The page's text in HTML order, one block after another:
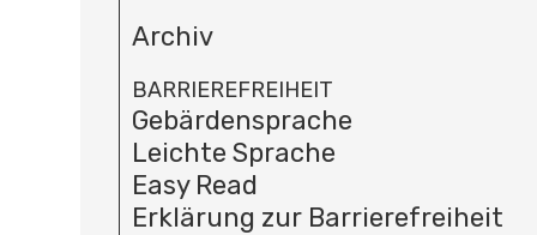
Archiv
BARRIEREFREIHEIT
Gebärdensprache
Leichte Sprache
Easy Read
Erklärung zur Barrierefreiheit